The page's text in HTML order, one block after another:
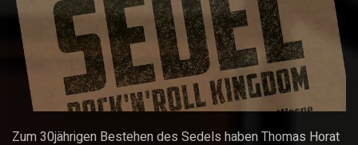
Zum 30jährigen Bestehen des Sedels haben Thomas Horat